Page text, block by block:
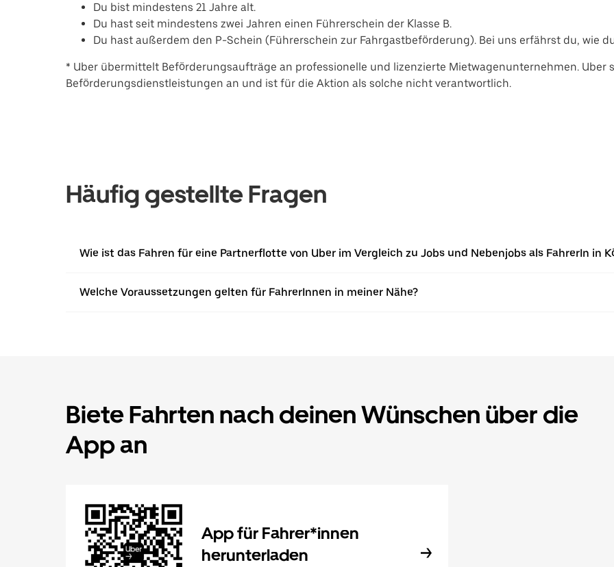
Du bist mindestens 21 Jahre alt.
Du hast seit mindestens zwei Jahren einen Führerschein der Klasse B.
Du hast außerdem den P-Schein (Führerschein zur Fahrgastbeförderung). Bei uns erfährst du, wie
* Uber übermittelt Beförderungsaufträge an professionelle und lizenzierte Mietwagenunternehmen. Uber
Beförderungsdienstleistungen an und ist für die Aktion als solche nicht verantwortlich.
Häufig gestellte Fragen
Wie ist das Fahren für eine Partnerflotte von Uber im Vergleich zu Jobs und Nebenjobs als FahrerIn in
Welche Voraussetzungen gelten für FahrerInnen in meiner Nähe?
Biete Fahrten nach deinen Wünschen über die
App an
App für Fahrer*innen
herunterladen